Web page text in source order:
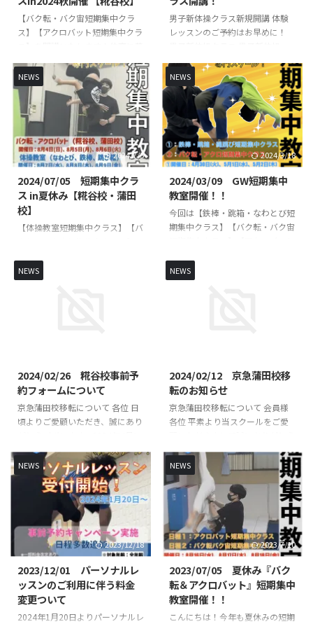
（水） 10時30分〜11時40分
②１２月２６日（木） 10時
30分〜11時40分③１２月２７日
ら必要事項をご入力いただき、お
申し込みください！スタッフより
レッスン日、当日の流れなど直接
【バク転・バク宙短期集中クラ
ス】【アクロバット短期集中クラ
になりたい技など必要最低限の学
校体育から競技レベルの技まで練
習していきます👌 初心者未経験
の方でもスタッフが丁寧に指導い
たします🔥🔥 指導は、全日本大
会出場経験のある先生が直接指導
いたします👨‍🏫 短期集中クラス
バク宙） ①１０月１日
（火） 17時00分〜18時10分
②１０月２日（水） 17時00
分〜18時10分③１０月３日
男子新体操クラス新規開講 体験
レッスンのご予約はお早めに！
ハイブリッドなスポーツです！柔
軟性・正しい姿勢・リズム感を養
い、精神面・身体的に成長するこ
とが期待できます！体操の基礎基
本からアクロバットまで練習を行
い、新体操の発表会や大会にも参
加を目指します。 練習内容 男子
技とがある。両者とも、音楽に合
わせて13m四方のフロアマット上
で演技をし、点数を競います。宙
返り等のアクロバティックな動き
NEWS
2024/7/5
2024/07/05 短期集中クラ
ス in夏休み【糀谷校・蒲田
校】
【体操教室短期集中クラス】【バ
を開講いたします！体育に苦手意
識があるお子様やできるようにな
たします👨‍🏫 短期集中クラス概
要 日時・日程 日程１（バク転バ
ク宙） ①８月４日（日） 13時
00分〜14時10分②８月５日
③８月６日（火） ...
NEWS
2024/3/18
2024/03/09 GW短期集中
教室開催！！
今回は【鉄棒・跳箱・なわとび短
期集中クラス】【バク転・バク宙
す！体育に苦手意識があるお子様
やできるようになりたい技など必
ークショップ概要 日時・日程
【クラス概要】 ▶︎年中〜小１
（60分） 【日程１】①４月３０
日（火） 15時00分〜16時00
NEWS
2024/02/26 糀谷校事前予
約フォームについて
京急蒲田校移転について 各位 日
頃よりご愛顧いただき、誠にあり
京急蒲田校から糀谷校への移転に
つきまして、4月以降にご利用い
ただく事前予約フォームを準備い
たしました。 糀谷校の体験レッ
スン予約、ご入会につきましては
以下のフォームより行なっていた
だければ幸いです。 今後とも、
【バク転アクロFOREAL-フォーリ
す。 4月以降の糀谷校のレッスン
予約は以下のフォームよりお願い
いたします。 事前予約フォーム
レッスンスケジュール ※上記ス
NEWS
2024/02/12 京急蒲田校移
転のお知らせ
京急蒲田校移転について 会員様
各位 平素より当スクールをご愛
ございます。この度、『京急蒲田
校』は2024年4月よりスタジオを
移転する運びとなりました。現会
員様には移転に伴いご不便をおか
けいたしますこと大変申し訳ござ
いません。 移転先の詳細につい
てはいかにご紹介いたします。
スタッフ一同、今後もより一層指
も、バク転アクロFOREAL-フォー
リア-をよろしくお願いいたしま
す。 移転先詳細 京急大鳥居駅
徒歩4分程度 浜竹図書館近く〒
NEWS
2023/12/18
2023/12/01 パーソナルレ
ッスンのご利用に伴う料金
変更ついて
2024年1月20日よりパーソナルレ
NEWS
2023/7/10
2023/07/05 夏休み『バク
転＆アクロバット』短期集中
教室開催！！
こんにちは！今年も夏休みの短期